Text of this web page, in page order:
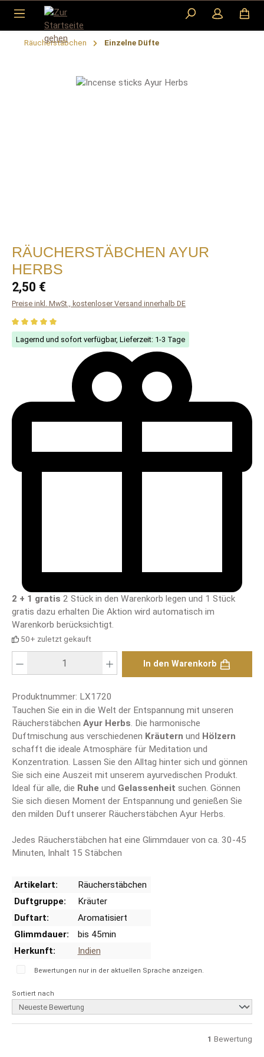
Zum Hauptinhalt springen
Räucherstäbchen Einzelne Düfte
Bildergalerie überspringen
RÄUCHERSTÄBCHEN AYUR
HERBS
Regulärer Preis:
2,50 €
Preise inkl. MwSt., kostenloser Versand innerhalb DE
Durchschnittliche Bewertung von 5 von 5 Sternen
Lagernd und sofort verfügbar, Lieferzeit: 1-3 Tage
2 + 1 gratis 2 Stück in den Warenkorb legen und 1 Stück
gratis dazu erhalten Die Aktion wird automatisch im
Warenkorb berücksichtigt.
50+ zuletzt gekauft
In den Warenkorb
Produktnummer: LX1720
Tauchen Sie ein in die Welt der Entspannung mit unseren
Räucherstäbchen Ayur Herbs. Die harmonische
Duftmischung aus verschiedenen Kräutern und Hölzern
schafft die ideale Atmosphäre für Meditation und
Konzentration. Lassen Sie den Alltag hinter sich und gönnen
Sie sich eine Auszeit mit unserem ayurvedischen Produkt.
Ideal für alle, die Ruhe und Gelassenheit suchen. Gönnen
Sie sich diesen Moment der Entspannung und genießen Sie
den milden Duft unserer Räucherstäbchen Ayur Herbs.
Jedes Räucherstäbchen hat eine Glimmdauer von ca. 30-45
Minuten, Inhalt 15 Stäbchen
Artikelart:
Räucherstäbchen
Duftgruppe:
Kräuter
Duftart:
Aromatisiert
Glimmdauer:
bis 45min
Herkunft:
Indien
Bewertungen nur in der aktuellen Sprache anzeigen.
Sortiert nach
1 Bewertung